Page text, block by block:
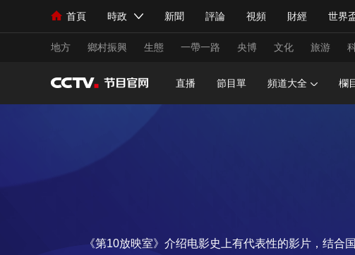
首頁 時政 新聞 評論 視頻 財經 世界
人民領袖習近平 聯播+ 中國領導人 央視快評 習式妙語
直播 欄目大全 節目單 聽音 微視頻 主持人
海外頻道 iPanda English Монгол
地方 鄉村振興 生態 一帶一路 央博 文化 旅游
現場 前線 比劃 快看 藍海中國 新兵請入列
直播 節目單 頻道大全 欄
《第10放映室》介绍电影史上有代表性的影片，结